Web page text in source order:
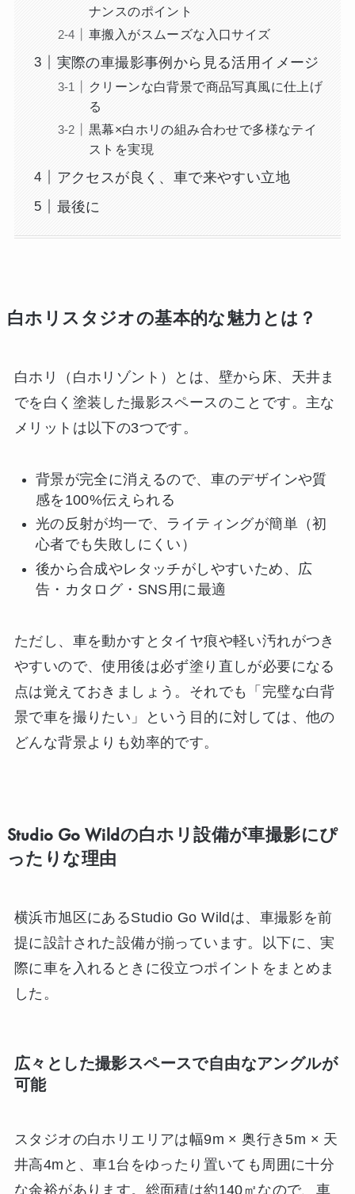
ナンスのポイント
車搬入がスムーズな入口サイズ
実際の車撮影事例から見る活用イメージ
クリーンな白背景で商品写真風に仕上げ
る
黒幕×白ホリの組み合わせで多様なテイ
ストを実現
アクセスが良く、車で来やすい立地
最後に
白ホリスタジオの基本的な魅力とは？
白ホリ（白ホリゾント）とは、壁から床、天井ま
でを白く塗装した撮影スペースのことです。主な
メリットは以下の3つです。
背景が完全に消えるので、車のデザインや質
感を100%伝えられる
光の反射が均一で、ライティングが簡単（初
心者でも失敗しにくい）
後から合成やレタッチがしやすいため、広
告・カタログ・SNS用に最適
ただし、車を動かすとタイヤ痕や軽い汚れがつき
やすいので、使用後は必ず塗り直しが必要になる
点は覚えておきましょう。それでも「完璧な白背
景で車を撮りたい」という目的に対しては、他の
どんな背景よりも効率的です。
Studio Go Wildの白ホリ設備が車撮影にぴ
ったりな理由
横浜市旭区にあるStudio Go Wildは、車撮影を前
提に設計された設備が揃っています。以下に、実
際に車を入れるときに役立つポイントをまとめま
した。
広々とした撮影スペースで自由なアングルが
可能
スタジオの白ホリエリアは幅9m × 奥行き5m × 天
井高4mと、車1台をゆったり置いても周囲に十分
な余裕があります。総面積は約140㎡なので、車